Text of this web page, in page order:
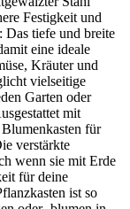
Festigkeit und
Das tiefe und breite
eine ideale
Kräuter und
vielseitige
Garten oder
mit
für
verstärkte
wenn sie mit Erde
für deine
ist so